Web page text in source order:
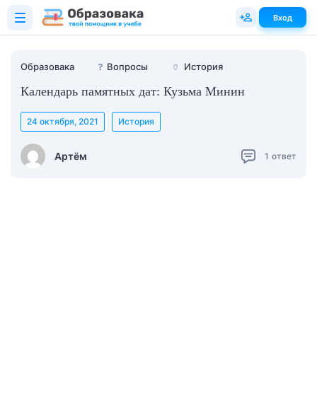
Образовака ❓ Вопросы 🏺 История
Календарь памятных дат: Кузьма Минин
Артём
24 октября, 2021 История
1 ответ
Вход